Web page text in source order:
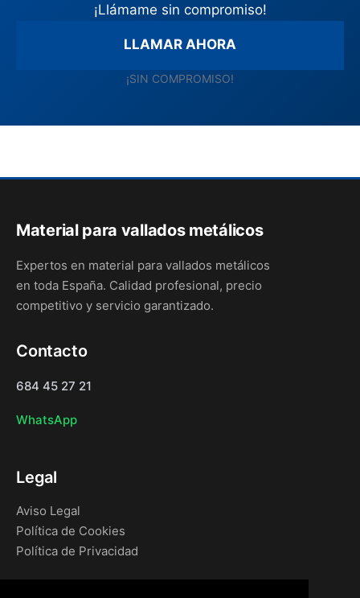
¡Llámame sin compromiso!
LLAMAR AHORA
¡SIN COMPROMISO!
Material para vallados metálicos
Expertos en material para vallados metálicos
en toda España. Calidad profesional, precio
competitivo y servicio garantizado.
Contacto
684 45 27 21
WhatsApp
Legal
Aviso Legal
Política de Cookies
Política de Privacidad